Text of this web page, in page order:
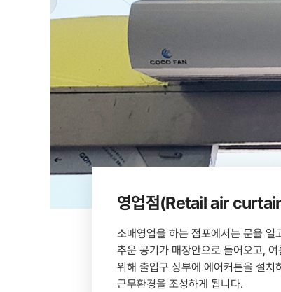
영업점(Retail air
소매영업을 하는 점포에서는 문을
추운 공기가 매장안으로 들어오고,
위해 출입구 상부에 에어커튼을 설
근무환경을 조성하게 됩니다.